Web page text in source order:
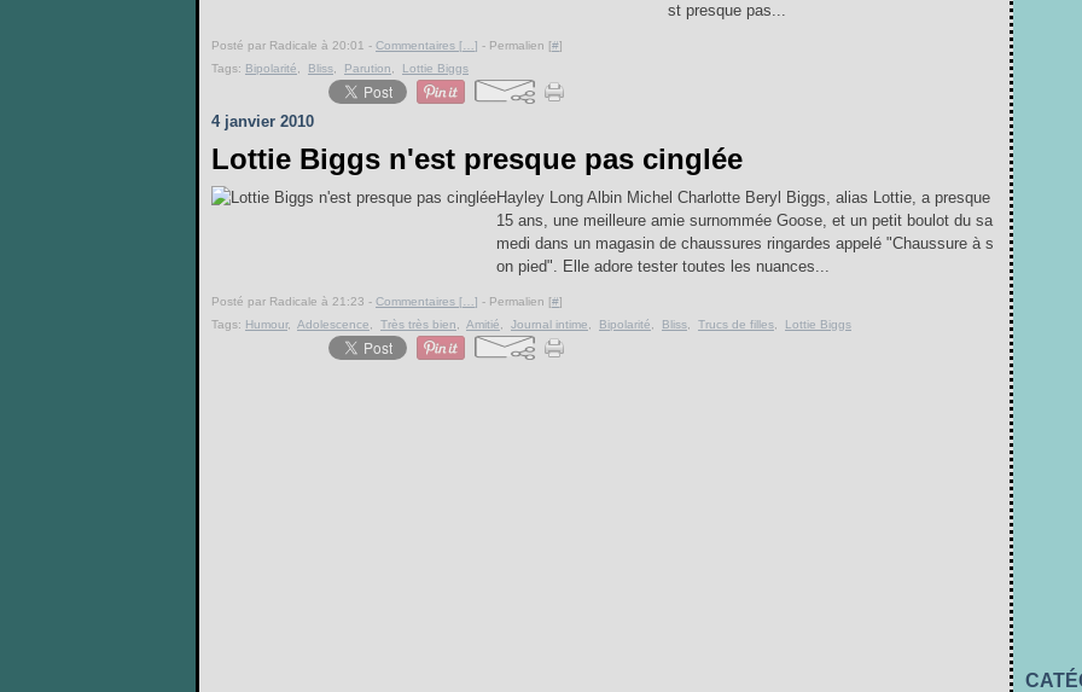
st presque pas...
Posté par Radicale à 20:01 - Commentaires [ ] - Permalien [#]
Tags: Bipolarité Bliss Parution Lottie Biggs
4 janvier 2010
Lottie Biggs n'est presque pas cinglée
Hayley Long Albin Michel Charlotte Beryl Biggs, alias Lottie, a presque
15 ans, une meilleure amie surnommée Goose, et un petit boulot du sa
medi dans un magasin de chaussures ringardes appelé "Chaussure à s
on pied". Elle adore tester toutes les nuances...
Posté par Radicale à 21:23 - Commentaires [ ] - Permalien [#]
Tags: Humour, Adolescence Très très bien Amitié Journal intime Bipolarité Bliss Trucs de filles Lottie Biggs